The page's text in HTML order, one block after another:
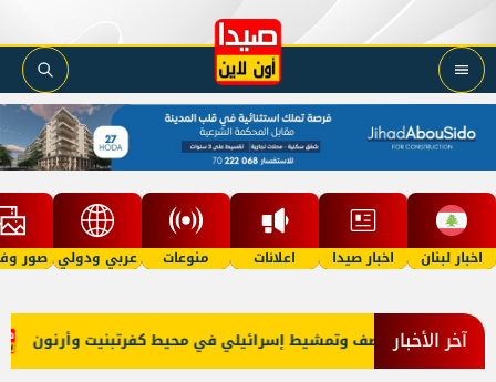
اخبار لبنان اخبار صيدا اعلانات منوعات عربي ودولي صور
آخر الأخبارقصف وتمشيط إسرائيلي في محيط كفرتبنيت وأرنون